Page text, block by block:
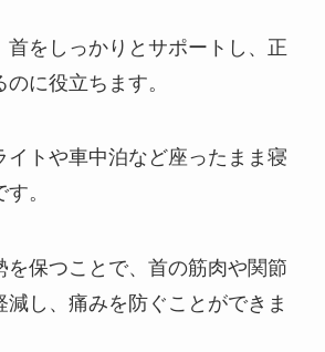
首をしっかりとサポートし、正
に役立ちます。
イトや車中泊など座ったまま寝
。
を保つことで、首の筋肉や関節
減し、痛みを防ぐことができま